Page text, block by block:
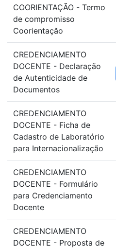
COORIENTAÇÃO - Termo
de compromisso
Coorientação
CREDENCIAMENTO
DOCENTE - Declaração
de Autenticidade de
Documentos
CREDENCIAMENTO
DOCENTE - Ficha de
Cadastro de Laboratório
para Internacionalização
CREDENCIAMENTO
DOCENTE - Formulário
para Credenciamento
Docente
CREDENCIAMENTO
DOCENTE - Proposta de